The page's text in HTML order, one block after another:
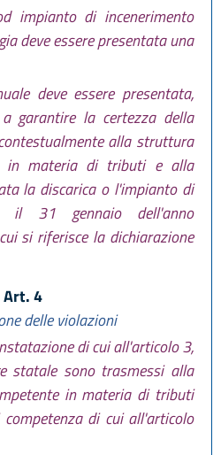
impianto di incenerimento
deve essere presentata una
deve essere presentata,
garantire la certezza della
alla struttura
in materia di tributi e alla
la discarica o l'impianto di
il 31 gennaio dell'anno
si riferisce la dichiarazione
Art. 4
delle violazioni
di cui all'articolo 3,
statale sono trasmessi alla
in materia di tributi
di cui all'articolo